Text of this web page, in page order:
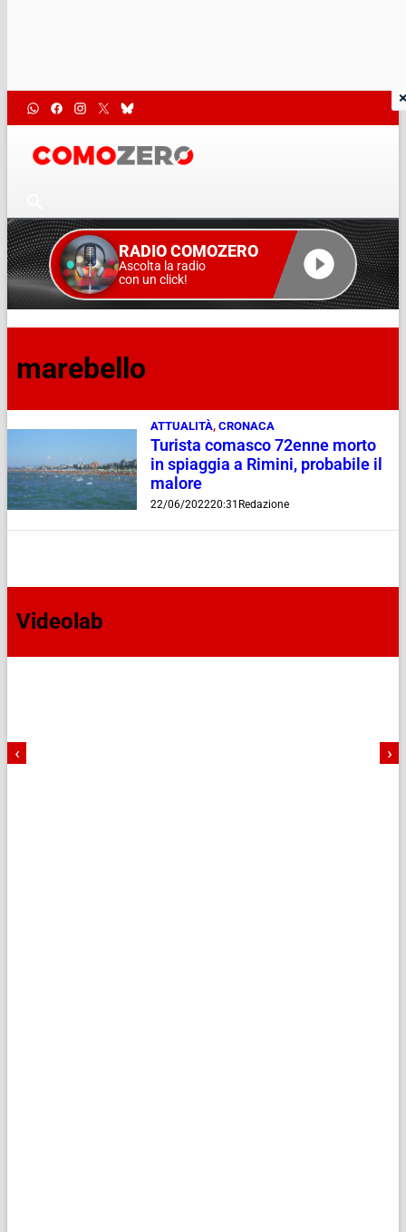
RADIO COMOZERO
Ascolta la radio
con un click!
marebello
ATTUALITÀ, CRONACA
Turista comasco 72enne morto
in spiaggia a Rimini, probabile il
malore
22/06/202220:31 Redazione
Videolab
‹ ›